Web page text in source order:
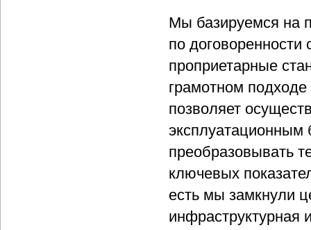
Мы базируемся на
по
проприетарные
грамотном
позволяет
преобразовывать
ключевых
есть мы замкнули
инфраструктурная